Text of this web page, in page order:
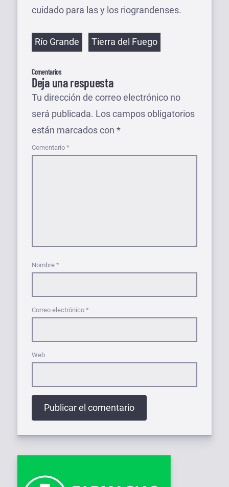
cuidado para las y los riograndenses.
Etiquetas
Río Grande Tierra del Fuego
Comentarios
Deja una respuesta
Tu dirección de correo electrónico no
será publicada. Los campos obligatorios
están marcados con *
Comentario *
Nombre *
Correo electrónico *
Web